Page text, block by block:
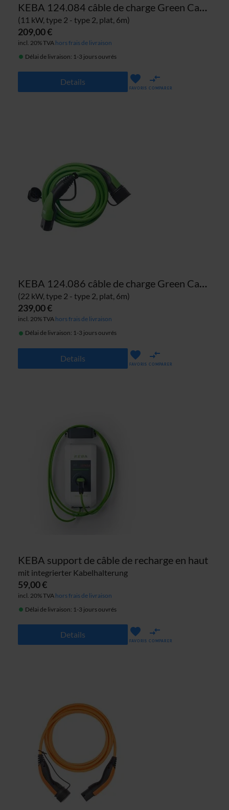
KEBA 124.084 câble de charge Green Cable
(11 kW, type 2 - type 2, plat, 6m)
209,00 €
incl. 20% TVA hors frais de livraison
Délai de livraison: 1-3 jours ouvrés
Details
FAVORIS COMPARER
KEBA 124.086 câble de charge Green Cable
(22 kW, type 2 - type 2, plat, 6m)
239,00 €
incl. 20% TVA hors frais de livraison
Délai de livraison: 1-3 jours ouvrés
Details
FAVORIS COMPARER
KEBA support de câble de recharge en haut
mit integrierter Kabelhalterung
59,00 €
incl. 20% TVA hors frais de livraison
Délai de livraison: 1-3 jours ouvrés
Details
FAVORIS COMPARER